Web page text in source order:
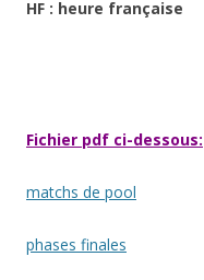
HF : heure française
Fichier pdf ci-dessous:
matchs de pool
phases finales